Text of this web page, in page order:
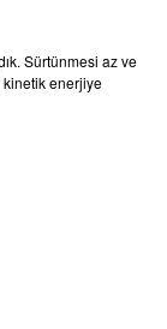
Sürtünmesi az ve
enerjiye